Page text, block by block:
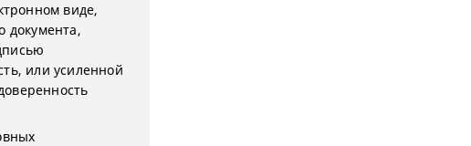
виде,
документа,
или усиленной